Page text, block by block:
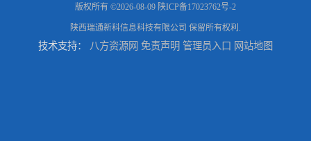
版权所有 ©2026-08-09 陕ICP备17023762号-2
陕西瑞通新科信息科技有限公司 保留所有权利.
技术支持： 八方资源网 免责声明 管理员入口 网站地图